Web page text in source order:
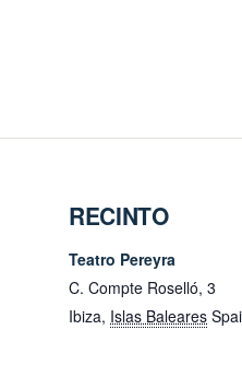
RECINTO
Teatro Pereyra
C. Compte Roselló, 3
Ibiza, Islas Baleares